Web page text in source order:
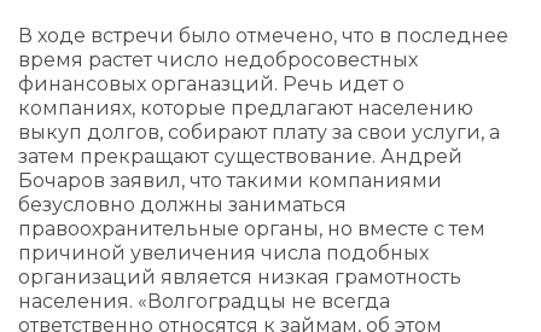
В ходе встречи было отмечено, что в последнее
время растет число недобросовестных
финансовых органазций. Речь идет о
компаниях, которые предлагают населению
выкуп долгов, собирают плату за свои услуги, а
затем прекращают существование. Андрей
Бочаров заявил, что такими компаниями
безусловно должны заниматься
правоохранительные органы, но вместе с тем
причиной увеличения числа подобных
организаций является низкая грамотность
населения. «Волгоградцы не всегда
ответственно относятся к займам, об этом